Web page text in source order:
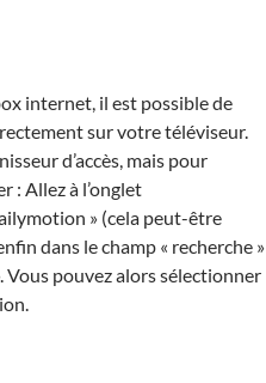
internet, il est possible de
sur votre téléviseur.
d’accès, mais pour
: Allez à l’onglet
» (cela peut-être
dans le champ « recherche »
Vous pouvez alors sélectionner